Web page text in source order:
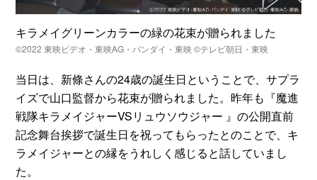
キラメイグリーンカラーの緑の花束が贈られました
©2022 東映ビデオ・東映AG・バンダイ・東映 ©テレビ朝日・東映
当日は、新條さんの24歳の誕生日ということで、サプラ
イズで山口監督から花束が贈られました。昨年も『魔進
戦隊キラメイジャーVSリュウソウジャー 』の公開直前
記念舞台挨拶で誕生日を祝ってもらったとのことで、キ
ラメイジャーとの縁をうれしく感じると話していまし
た。